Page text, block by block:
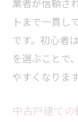
業者が信頼さ
トまで一貫し
です。初心者
を選ぶことで
やすくなります
中古戸建て